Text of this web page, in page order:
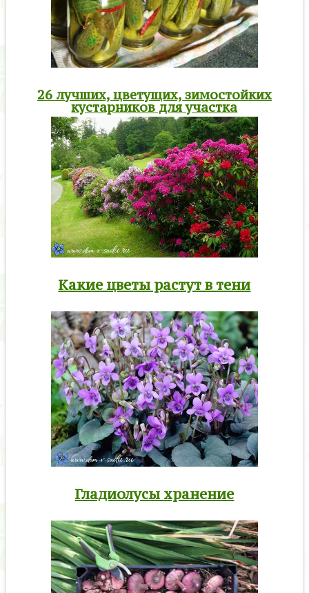
26 лучших, цветущих, зимостойких
кустарников для участка
Какие цветы растут в тени
Гладиолусы хранение